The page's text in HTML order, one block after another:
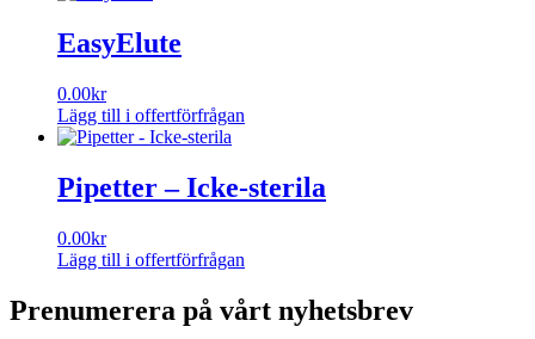
EasyElute
0.00kr
Lägg till i offertförfrågan
Pipetter – Icke-sterila
0.00kr
Lägg till i offertförfrågan
produkten
Prenumerera på vårt nyhetsbrev